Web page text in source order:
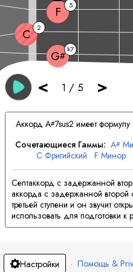
< 1 / 5 >
G#
b7
C 2
F 5
Аккорд A#7sus2 имеет формулу
Сочетающиеся Гаммы: A#
C Фригийский F Минор
G
Септаккорд с задержанной
аккорда с задержанной второй
третьей ступени и он звучит
использовать для подготовки к
Настройки · Помощь &